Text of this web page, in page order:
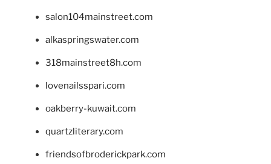
salon104mainstreet.com
alkaspringswater.com
318mainstreet8h.com
lovenailsspari.com
oakberry-kuwait.com
quartzliterary.com
friendsofbroderickpark.com